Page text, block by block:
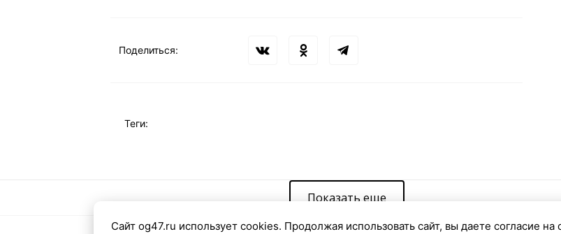
Поделиться:
Теги:
Показать еще
Сайт og47.ru использует cookies. Продолжая использовать сайт, вы даете согласие на